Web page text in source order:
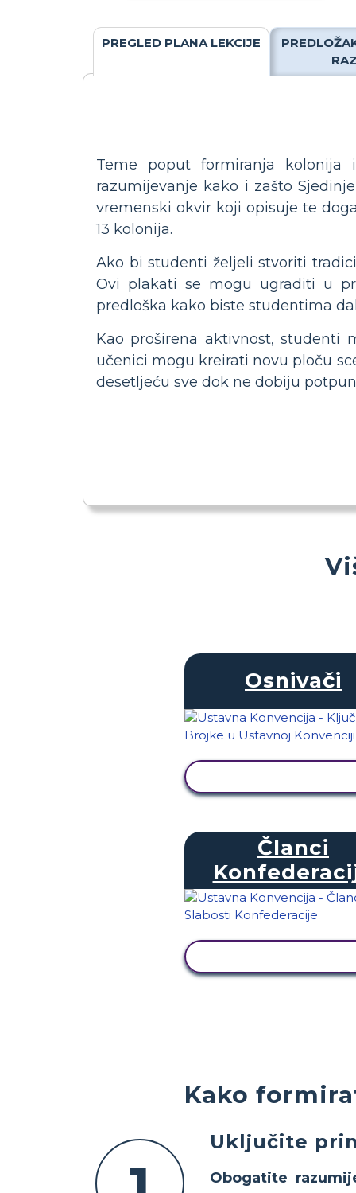
PREGLED PLANA LEKCIJE
Teme poput formiranja
razumijevanje kako i zašto
vremenski okvir koji opisuje te
13 kolonija.
Ako bi studenti željeli stvoriti
Ovi plakati se mogu ugraditi u
predloška kako biste studentima
Kao proširena aktivnost, studenti
učenici mogu kreirati novu ploču
desetljeću sve dok ne dobiju
Kako
Uključite
Obogatite
Osnivači
Članci